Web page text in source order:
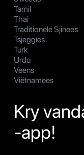
Tamil
Thai
Traditionele Sjinees
Tsjeggies
Turk
Urdu
Veens
Viëtnamees
Kry
-app!